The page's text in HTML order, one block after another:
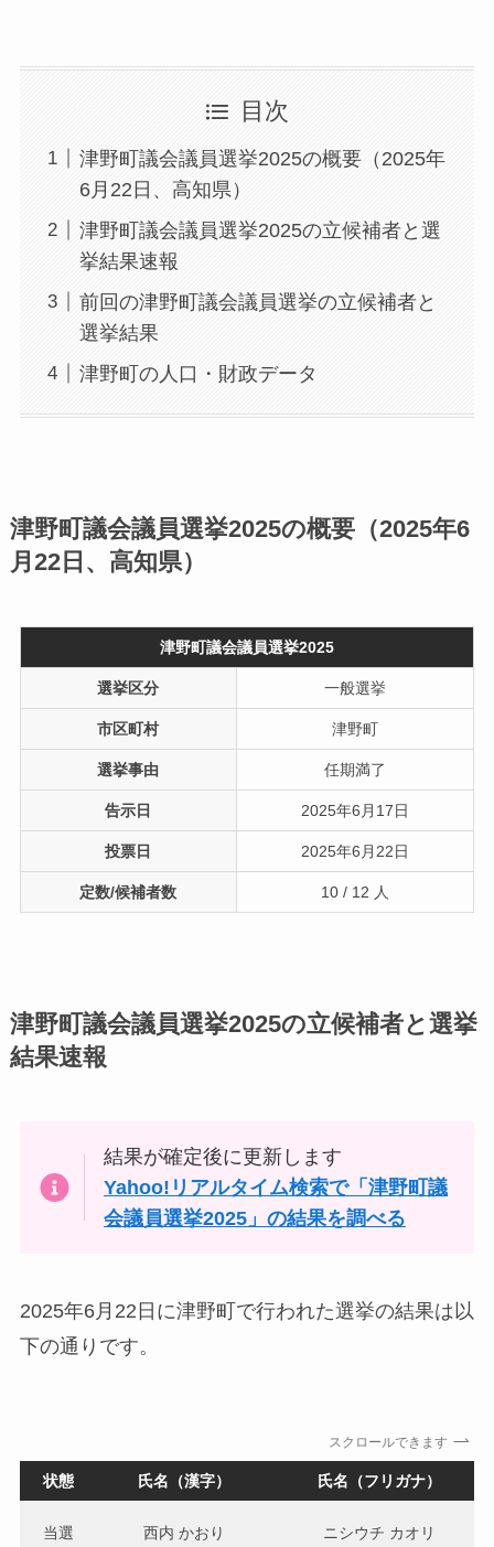
目次
津野町議会議員選挙2025の概要（2025年
6月22日、高知県）
津野町議会議員選挙2025の立候補者と選
挙結果速報
前回の津野町議会議員選挙の立候補者と
選挙結果
津野町の人口・財政データ
津野町議会議員選挙2025の概要（2025年6
月22日、高知県）
津野町議会議員選挙2025
選挙区分 一般選挙
市区町村 津野町
選挙事由 任期満了
告示日 2025年6月17日
投票日 2025年6月22日
定数/候補者数 10 / 12 人
津野町議会議員選挙2025の立候補者と選挙
結果速報
結果が確定後に更新します
Yahoo!リアルタイム検索で「津野町議
会議員選挙2025」の結果を調べる
2025年6月22日に津野町で行われた選挙の結果は以
下の通りです。
スクロールできます
状態 氏名（漢字） 氏名（フリガナ）
当選 西内 かおり ニシウチ カオリ